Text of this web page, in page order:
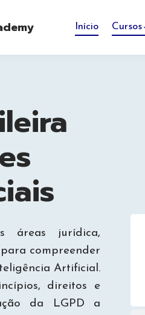
Início Cursos
áreas jurídica,
compreender
Artificial.
direitos e
da LGPD a